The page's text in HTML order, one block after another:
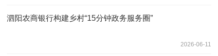
泗阳农商银行构建乡村“15分钟政务服务圈”
2026-06-11